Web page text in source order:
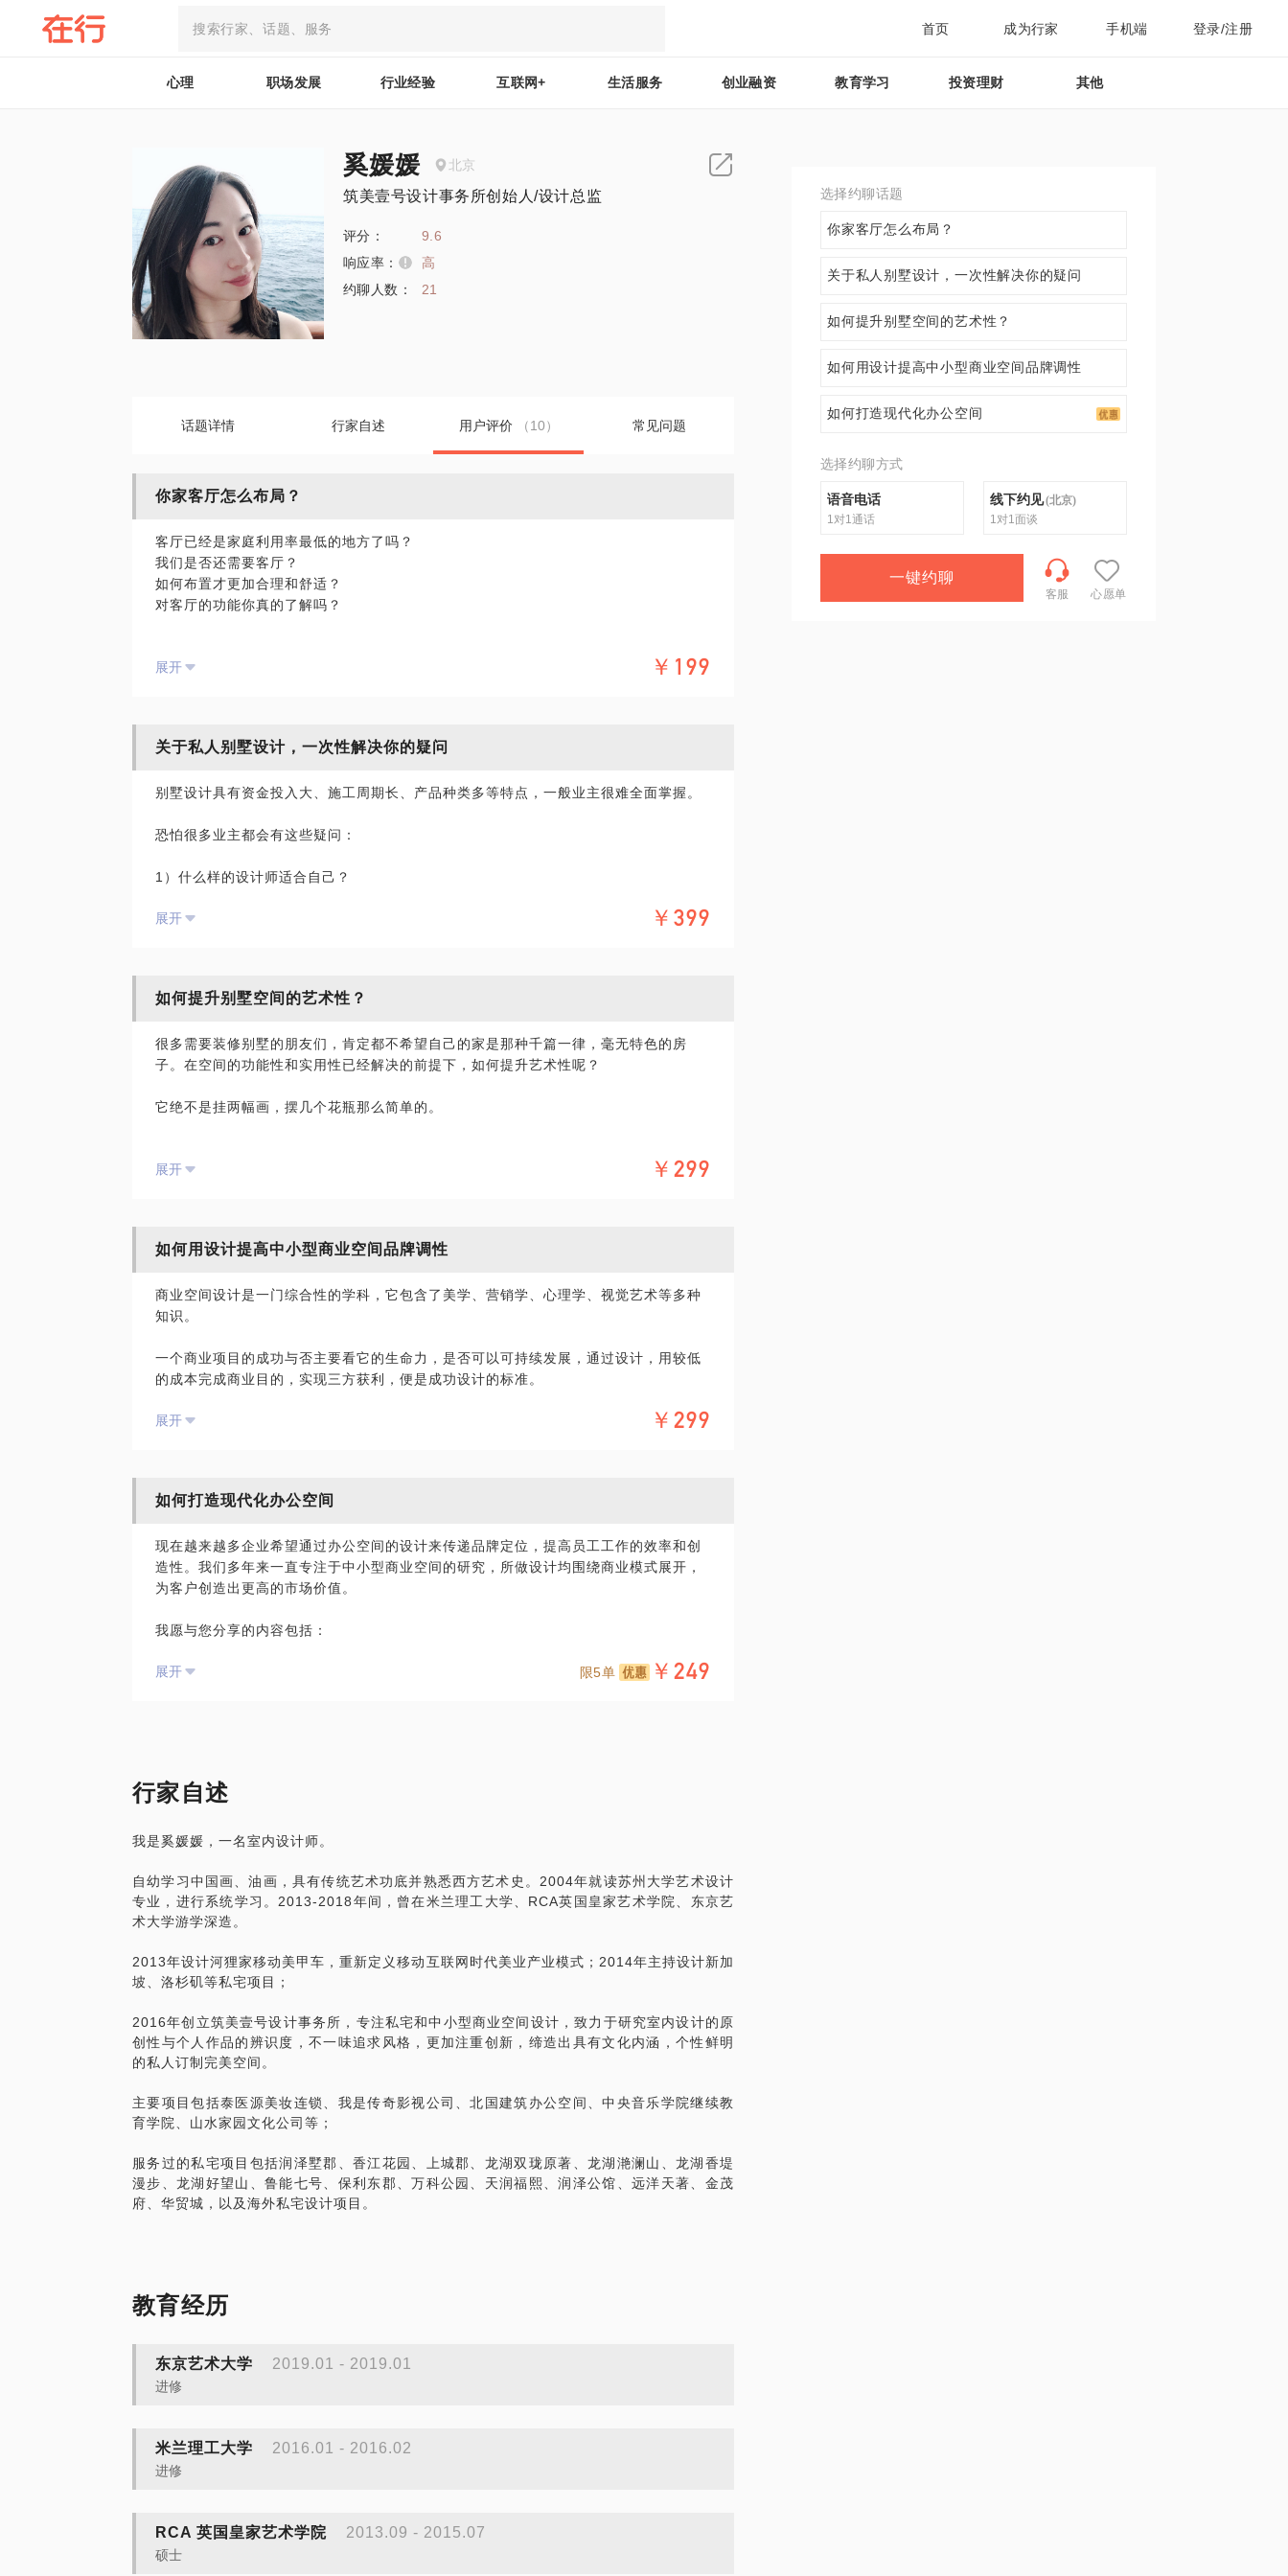
首页 成为行家 手机端 登录/注册
心理 职场发展 行业经验 互联网+ 生活服务 创业融资 教育学习 投资理财 其他
奚媛媛 北京
筑美壹号设计事务所创始人/设计总监
评分：
9.6
响应率：
高
约聊人数：
21
话题详情 行家自述 用户评价 （10） 常见问题
你家客厅怎么布局？
客厅已经是家庭利用率最低的地方了吗？
我们是否还需要客厅？
如何布置才更加合理和舒适？
对客厅的功能你真的了解吗？
展开 ￥199
关于私人别墅设计，一次性解决你的疑问
别墅设计具有资金投入大、施工周期长、产品种类多等特点，一般业主很难全面掌握。
恐怕很多业主都会有这些疑问：
1）什么样的设计师适合自己？
3）对设计师的设计方案和报价怎么评估？
况，为您提供合理的规划建议。
展开 ￥399
如何提升别墅空间的艺术性？
很多需要装修别墅的朋友们，肯定都不希望自己的家是那种千篇一律，毫无特色的房
子。在空间的功能性和实用性已经解决的前提下，如何提升艺术性呢？
它绝不是挂两幅画，摆几个花瓶那么简单的。
有生命力，让空间更具艺术价值。
艺术与设计有什么关系？
对你现在的家居环境做出分析，共同探讨需要调整和重新规划的空间陈设。
艺术品味的培养并不是一蹴而就，而是需要有一定的途径和方法。让我们一起用审美的
眼光和方法从身边开始观察生活，提升家居空间的氛围感和艺术性。
展开 ￥299
如何用设计提高中小型商业空间品牌调性
商业空间设计是一门综合性的学科，它包含了美学、营销学、心理学、视觉艺术等多种
知识。
一个商业项目的成功与否主要看它的生命力，是否可以可持续发展，通过设计，用较低
的成本完成商业目的，实现三方获利，便是成功设计的标准。
一个好的商业空间设计师，是可以让业主看到他的商业前景的，通过设计把整个业态往
美容机构、民宿、亲子教育等等，积累了丰富的行业和市场经验。如果你对此感兴趣，
展开 ￥299
如何打造现代化办公空间
现在越来越多企业希望通过办公空间的设计来传递品牌定位，提高员工工作的效率和创
造性。我们多年来一直专注于中小型商业空间的研究，所做设计均围绕商业模式展开，
为客户创造出更高的市场价值。
我愿与您分享的内容包括：
2、围绕企业特性和产品应用范围做设计
展开 限5单 ￥249
行家自述
我是奚媛媛，一名室内设计师。
自幼学习中国画、油画，具有传统艺术功底并熟悉西方艺术史。2004年就读苏州大学艺术设计
专业，进行系统学习。2013-2018年间，曾在米兰理工大学、RCA英国皇家艺术学院、东京艺
术大学游学深造。
2013年设计河狸家移动美甲车，重新定义移动互联网时代美业产业模式；2014年主持设计新加
坡、洛杉矶等私宅项目；
2016年创立筑美壹号设计事务所，专注私宅和中小型商业空间设计，致力于研究室内设计的原
创性与个人作品的辨识度，不一味追求风格，更加注重创新，缔造出具有文化内涵，个性鲜明
的私人订制完美空间。
主要项目包括泰医源美妆连锁、我是传奇影视公司、北国建筑办公空间、中央音乐学院继续教
育学院、山水家园文化公司等；
服务过的私宅项目包括润泽墅郡、香江花园、上城郡、龙湖双珑原著、龙湖滟澜山、龙湖香堤
漫步、龙湖好望山、鲁能七号、保利东郡、万科公园、天润福熙、润泽公馆、远洋天著、金茂
府、华贸城，以及海外私宅设计项目。
教育经历
东京艺术大学 2019.01 - 2019.01
进修
米兰理工大学 2016.01 - 2016.02
进修
RCA 英国皇家艺术学院 2013.09 - 2015.07
硕士
选择约聊话题
你家客厅怎么布局？
关于私人别墅设计，一次性解决你的疑问
如何提升别墅空间的艺术性？
如何用设计提高中小型商业空间品牌调性
如何打造现代化办公空间
选择约聊方式
语音电话
1对1通话
线下约见(北京)
1对1面谈
一键约聊
客服 心愿单